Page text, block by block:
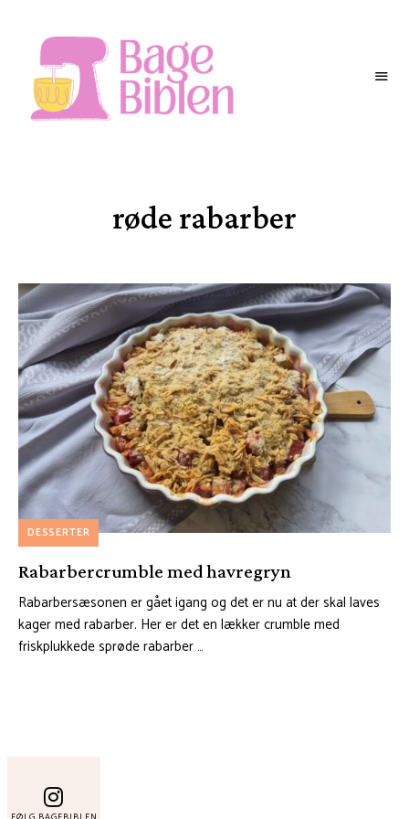
røde rabarber
DESSERTER
Rabarbercrumble med havregryn
Rabarbersæsonen er gået igang og det er nu at der skal laves
kager med rabarber. Her er det en lækker crumble med
friskplukkede sprøde rabarber …